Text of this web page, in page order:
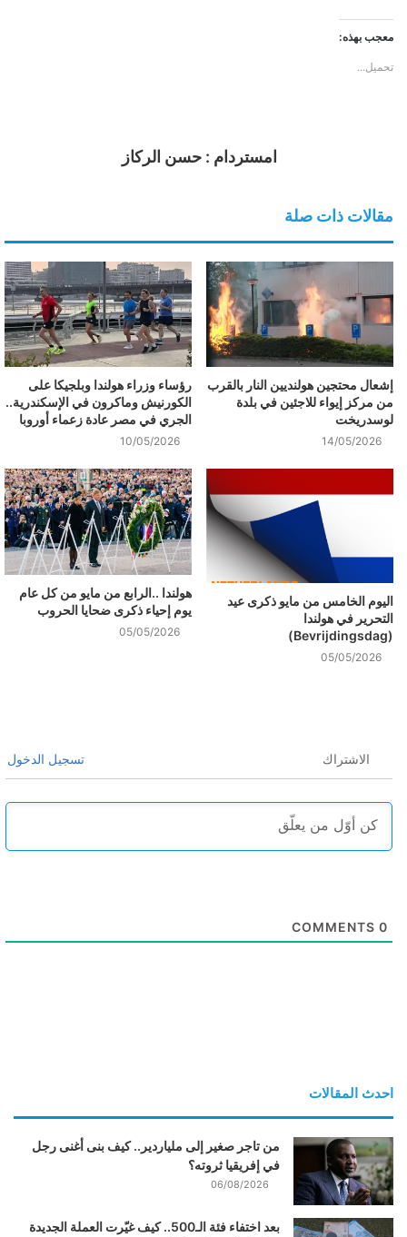
معجب بهذه:
تحميل...
امستردام : حسن الركاز
مقالات ذات صلة
إشعال محتجين هولنديين النار بالقرب
من مركز إيواء للاجئين في بلدة
لوسدريخت
14/05/2026
رؤساء وزراء هولندا وبلجيكا على
الكورنيش وماكرون في الإسكندرية..
الجري في مصر عادة زعماء أوروبا
10/05/2026
اليوم الخامس من مايو ذكرى عيد
التحرير في هولندا
(Bevrijdingsdag)
05/05/2026
هولندا ..الرابع من مايو من كل عام
يوم إحياء ذكرى ضحايا الحروب
05/05/2026
الاشتراك تسجيل الدخول
0
احدث المقالات
من تاجر صغير إلى ملياردير.. كيف بنى أغنى رجل
في إفريقيا ثروته؟
06/08/2026
بعد اختفاء فئة الـ500.. كيف غيّرت العملة الجديدة